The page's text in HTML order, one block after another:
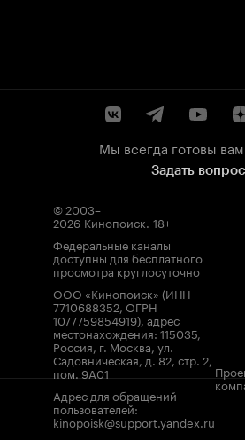
Мы всегда готовы
Задать вопрос
© 2003–
2026 Кинопоиск. 18+
Федеральные каналы
доступны для бесплатного
просмотра круглосуточно
ООО «Кинопоиск» (ИНН
7710688352, ОГРН
1077759854919), адрес
местонахождения: 115035,
Россия, г. Москва, ул.
Садовническая, д. 82, стр. 2,
пом. 9А01
Адрес для обращений
пользователей:
kinopoisk@support.yandex.ru